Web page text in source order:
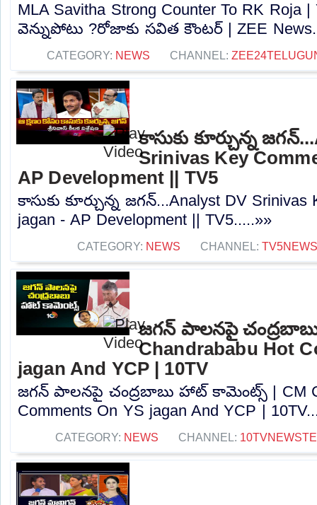
MLA Savitha Strong Counter To RK Roja
వెన్నుపోటు ?రోజాకు సవిత కౌంటర్‌ | ZEE
CATEGORY: NEWS CHANNEL:
కాసుకు కూర్చున్న
Srinivas Key
AP Development || TV5
కాసుకు కూర్చున్న జగన్...Analyst DV Srinivas
jagan - AP Development || TV5.....»»
CATEGORY: NEWS CHANNEL: TV5NEWS
జగన్ పాలనపై
Chandrababu Hot
jagan And YCP | 10TV
జగన్ పాలనపై చంద్రబాబు హాట్ కామెంట్స్ | CM
Comments On YS jagan And YCP |
CATEGORY: NEWS CHANNEL: